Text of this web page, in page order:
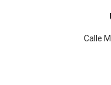
Calle